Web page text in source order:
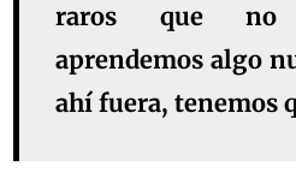
raros que no
aprendemos algo
ahí fuera,tenemos